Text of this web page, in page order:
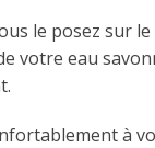
le posez sur
votre eau
à